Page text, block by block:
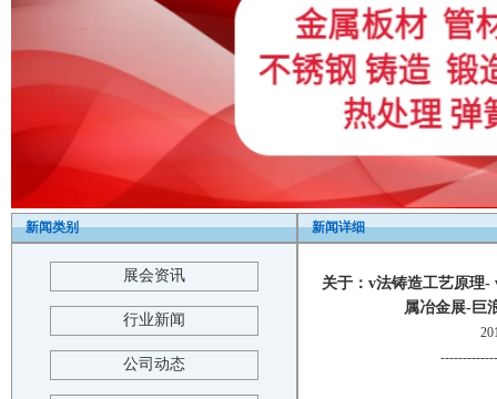
新闻类别
展会资讯
行业新闻
公司动态
新闻详细
关于：v法铸造工艺原理-
属冶金展-巨